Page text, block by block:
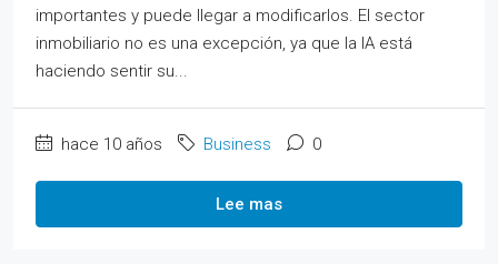
importantes y puede llegar a modificarlos. El sector
inmobiliario no es una excepción, ya que la IA está
haciendo sentir su...
hace 10 años Business 0
Lee mas